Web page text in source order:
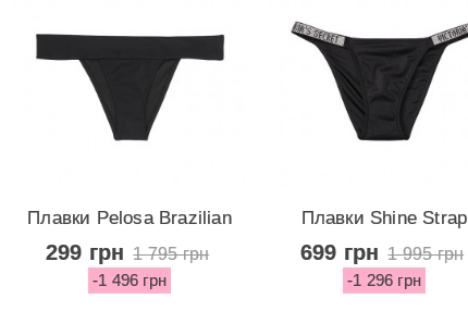
Плавки Pelosa Brazilian
Bottom...
299 грн 1 795 грн
-1 496 грн
Плавки Shine Strap
Barbados...
699 грн 1 995 грн
-1 296 грн